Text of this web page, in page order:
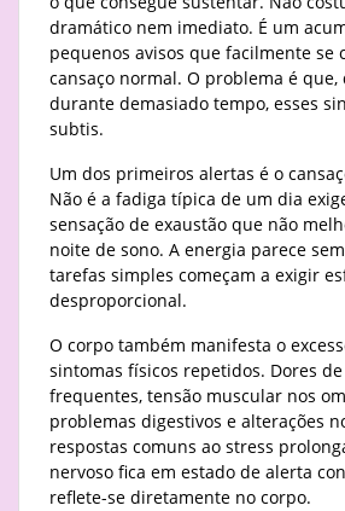
dramático nem imediato. É um
pequenos avisos que facilmente se
cansaço normal. O problema é
durante demasiado tempo, esses
subtis.
Um dos primeiros alertas é o
Não é a fadiga típica de um dia
sensação de exaustão que não
noite de sono. A energia parece
tarefas simples começam a exigir
desproporcional.
O corpo também manifesta o
sintomas físicos repetidos. Dores de
frequentes, tensão muscular nos
problemas digestivos e alterações
respostas comuns ao stress
nervoso fica em estado de alerta
reflete-se diretamente no corpo.